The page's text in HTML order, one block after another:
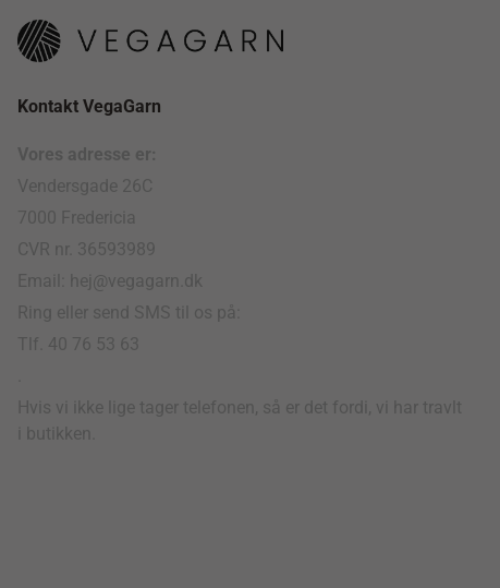
Kontakt VegaGarn
Vores adresse er:
Vendersgade 26C
7000 Fredericia
CVR nr. 36593989
Email: hej@vegagarn.dk
Ring eller send SMS til os på:
Tlf. 40 76 53 63
Hvis vi ikke lige tager telefonen, så er det fordi, vi har travlt
i butikken.